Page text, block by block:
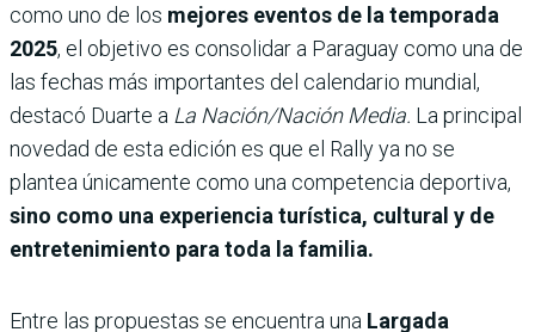
como uno de los mejores eventos de la temporada
2025, el objetivo es consolidar a Paraguay como una de
las fechas más importantes del calendario mundial,
destacó Duarte a La Nación/Nación Media. La principal
novedad de esta edición es que el Rally ya no se
plantea únicamente como una competencia deportiva,
sino como una experiencia turística, cultural y de
entretenimiento para toda la familia.
Entre las propuestas se encuentra una Largada